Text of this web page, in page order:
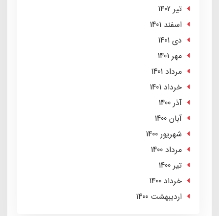
تير 1402
اسفند 1401
دی 1401
مهر 1401
مرداد 1401
خرداد 1401
آذر 1400
آبان 1400
شهریور 1400
مرداد 1400
تير 1400
خرداد 1400
ارديبهشت 1400